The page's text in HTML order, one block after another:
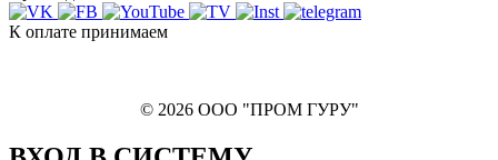
К оплате принимаем
© 2026 ООО "ПРОМ ГУРУ"